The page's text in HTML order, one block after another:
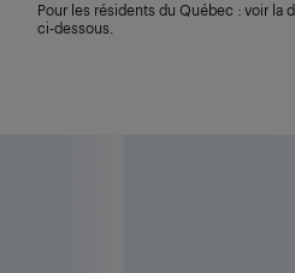
Pour les résidents du Québec : voir la
ci-dessous.